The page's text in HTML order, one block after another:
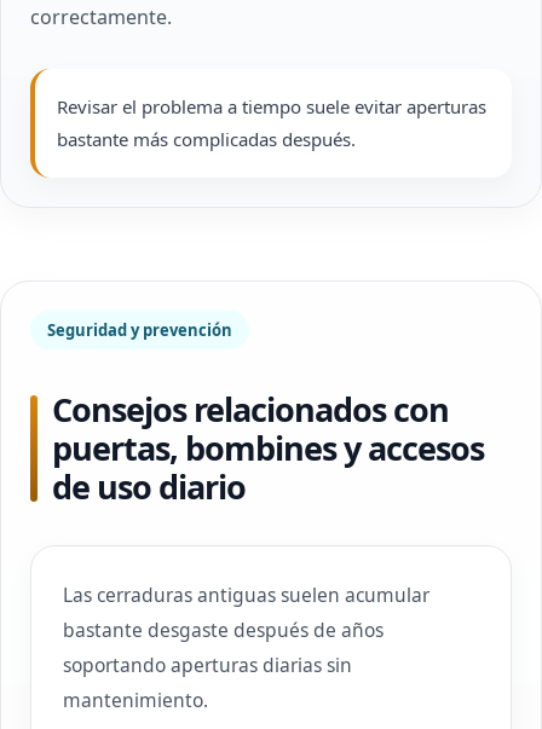
correctamente.
Revisar el problema a tiempo suele evitar aperturas
bastante más complicadas después.
Seguridad y prevención
Consejos relacionados con
puertas, bombines y accesos
de uso diario
Las cerraduras antiguas suelen acumular
bastante desgaste después de años
soportando aperturas diarias sin
mantenimiento.